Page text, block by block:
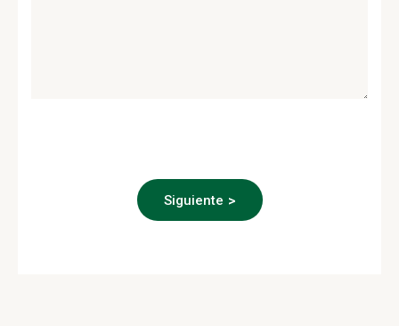
Siguiente